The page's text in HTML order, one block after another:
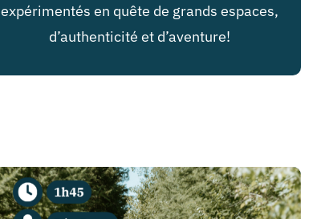
expérimentés en quête de grands espaces,
d’authenticité et d’aventure!